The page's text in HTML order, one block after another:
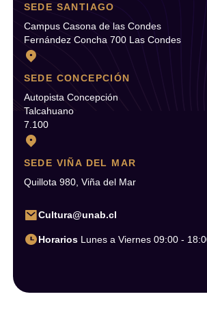
SEDE SANTIAGO
Campus Casona de las Condes
Fernández Concha 700 Las Condes
SEDE CONCEPCIÓN
Autopista Concepción
Talcahuano
7.100
SEDE VIÑA DEL MAR
Quillota 980, Viña del Mar
Cultura@unab.cl
Horarios Lunes a Viernes 09:00 -